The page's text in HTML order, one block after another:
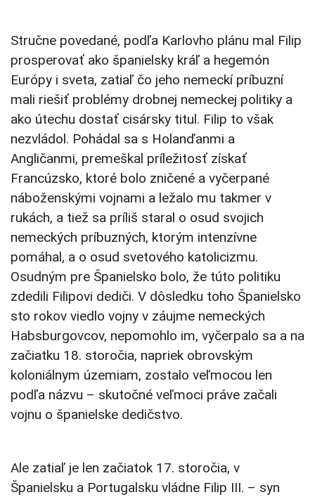
Stručne povedané, podľa Karlovho plánu mal Filip
prosperovať ako španielsky kráľ a hegemón
Európy i sveta, zatiaľ čo jeho nemeckí príbuzní
mali riešiť problémy drobnej nemeckej politiky a
ako útechu dostať cisársky titul. Filip to však
nezvládol. Pohádal sa s Holanďanmi a
Angličanmi, premeškal príležitosť získať
Francúzsko, ktoré bolo zničené a vyčerpané
náboženskými vojnami a ležalo mu takmer v
rukách, a tiež sa príliš staral o osud svojich
nemeckých príbuzných, ktorým intenzívne
pomáhal, a o osud svetového katolicizmu.
Osudným pre Španielsko bolo, že túto politiku
zdedili Filipovi dediči. V dôsledku toho Španielsko
sto rokov viedlo vojny v záujme nemeckých
Habsburgovcov, nepomohlo im, vyčerpalo sa a na
začiatku 18. storočia, napriek obrovským
koloniálnym územiam, zostalo veľmocou len
podľa názvu – skutočné veľmoci práve začali
vojnu o španielske dedičstvo.
Ale zatiaľ je len začiatok 17. storočia, v
Španielsku a Portugalsku vládne Filip III. – syn